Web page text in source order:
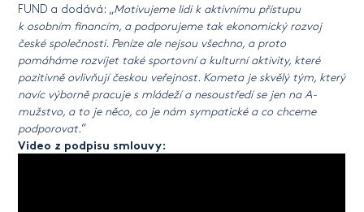
FUND a dodává: „Motivujeme lidi k aktivnímu přístupu
k osobním financím, a podporujeme tak ekonomický rozvoj
české společnosti. Peníze ale nejsou všechno, a proto
pomáháme rozvíjet také sportovní a kulturní aktivity, které
pozitivně ovlivňují českou veřejnost. Kometa je skvělý tým, který
navíc výborně pracuje s mládeží a nesoustředí se jen na A-
mužstvo, a to je něco, co je nám sympatické a co chceme
podporovat.“
Video z podpisu smlouvy: